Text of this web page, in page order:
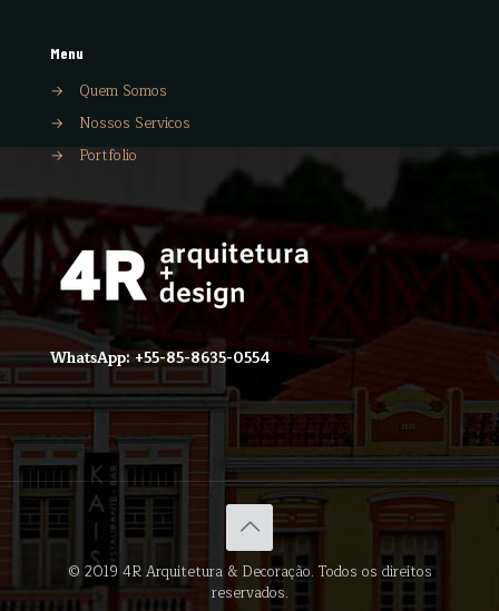
Menu
→
Quem Somos
→
Nossos Servicos
→
Portfolio
WhatsApp: +55-85-8635-0554
© 2019 4R Arquitetura & Decoração. Todos os direitos
reservados.